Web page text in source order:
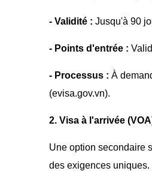
- Validité : Jusqu'à 90
- Points d'entrée :
- Processus : À
(evisa.gov.vn).
2. Visa à l'arrivée
Une option secondaire
des exigences uniques.